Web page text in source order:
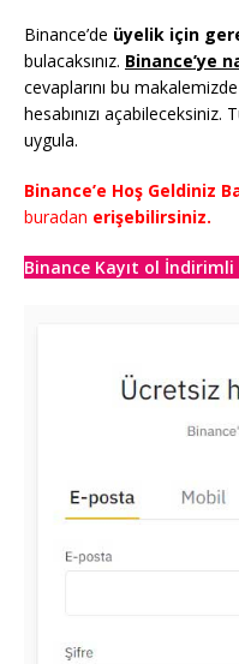
Binance’de üyelik için
bulacaksınız. Binance’ye
cevaplarını bu
hesabınızı açabileceksiniz.
uygula.
Binance’e Hoş Geldiniz
buradan erişebilirsiniz.
Binance Kayıt ol İndirimli